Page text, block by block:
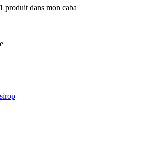
produit dans mon caba